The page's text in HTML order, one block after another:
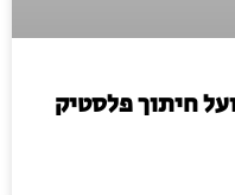
חיתוך פלסטיק